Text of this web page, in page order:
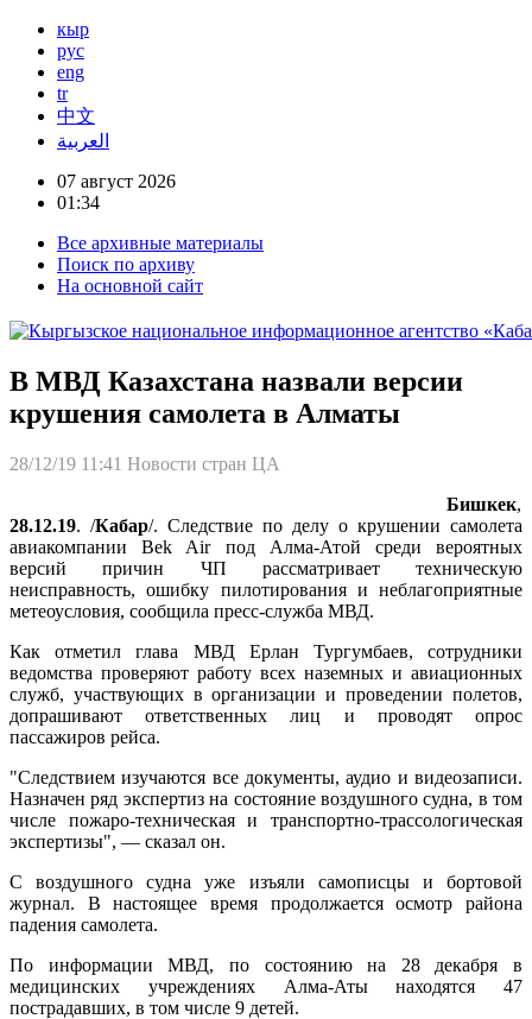
кыр
рус
eng
tr
中文
العربية
07 август 2026
01:34
Все архивные материалы
Поиск по архиву
На основной сайт
В МВД Казахстана назвали версии
крушения самолета в Алматы
28/12/19 11:41 Новости стран ЦА
Бишкек,
28.12.19. /Кабар/. Следствие по делу о крушении самолета
авиакомпании Bek Air под Алма-Атой среди вероятных
версий причин ЧП рассматривает техническую
неисправность, ошибку пилотирования и неблагоприятные
метеоусловия, сообщила пресс-служба МВД.
Как отметил глава МВД Ерлан Тургумбаев, сотрудники
ведомства проверяют работу всех наземных и авиационных
служб, участвующих в организации и проведении полетов,
допрашивают ответственных лиц и проводят опрос
пассажиров рейса.
"Следствием изучаются все документы, аудио и видеозаписи.
Назначен ряд экспертиз на состояние воздушного судна, в том
числе пожаро-техническая и транспортно-трассологическая
экспертизы", — сказал он.
С воздушного судна уже изъяли самописцы и бортовой
журнал. В настоящее время продолжается осмотр района
падения самолета.
По информации МВД, по состоянию на 28 декабря в
медицинских учреждениях Алма-Аты находятся 47
пострадавших, в том числе 9 детей.